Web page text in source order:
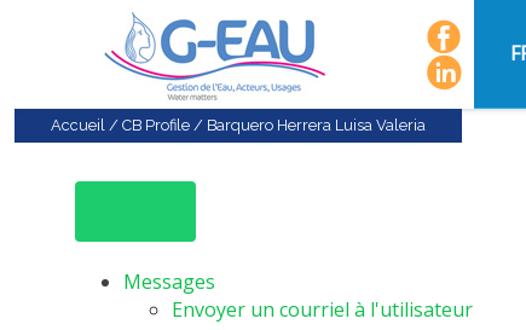
Accueil / CB Profile / Barquero Herrera Luisa Valeria
Messages
Envoyer un courriel à l'utilisateur